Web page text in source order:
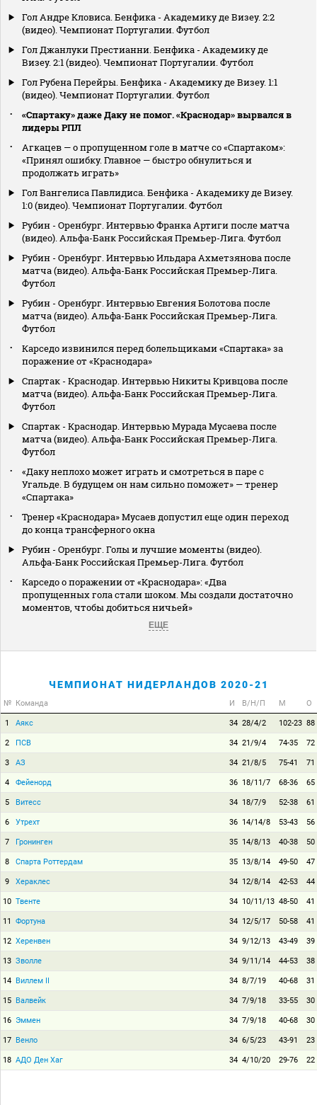
Гол Андре Кловиса. Бенфика - Академику де Визеу. 2:2
(видео). Чемпионат Португалии. Футбол
Гол Джанлуки Престианни. Бенфика - Академику де
Визеу. 2:1 (видео). Чемпионат Португалии. Футбол
Гол Рубена Перейры. Бенфика - Академику де Визеу. 1:1
(видео). Чемпионат Португалии. Футбол
«Спартаку» даже Даку не помог. «Краснодар» вырвался в
лидеры РПЛ
Агкацев — о пропущенном голе в матче со «Спартаком»:
«Принял ошибку. Главное — быстро обнулиться и
продолжать играть»
Гол Вангелиса Павлидиса. Бенфика - Академику де Визеу.
1:0 (видео). Чемпионат Португалии. Футбол
Рубин - Оренбург. Интервью Франка Артиги после матча
(видео). Альфа-Банк Российская Премьер-Лига. Футбол
Рубин - Оренбург. Интервью Ильдара Ахметзянова после
матча (видео). Альфа-Банк Российская Премьер-Лига.
Футбол
Рубин - Оренбург. Интервью Евгения Болотова после
матча (видео). Альфа-Банк Российская Премьер-Лига.
Футбол
Карседо извинился перед болельщиками «Спартака» за
поражение от «Краснодара»
Спартак - Краснодар. Интервью Никиты Кривцова после
матча (видео). Альфа-Банк Российская Премьер-Лига.
Футбол
Спартак - Краснодар. Интервью Мурада Мусаева после
матча (видео). Альфа-Банк Российская Премьер-Лига.
Футбол
«Даку неплохо может играть и смотреться в паре с
Угальде. В будущем он нам сильно поможет» — тренер
«Спартака»
Тренер «Краснодара» Мусаев допустил еще один переход
до конца трансферного окна
Рубин - Оренбург. Голы и лучшие моменты (видео).
Альфа-Банк Российская Премьер-Лига. Футбол
Карседо о поражении от «Краснодара»: «Два
пропущенных гола стали шоком. Мы создали достаточно
моментов, чтобы добиться ничьей»
ЕЩЕ
ЧЕМПИОНАТ НИДЕРЛАНДОВ 2020-21
№ Команда И В/Н/П М О
1 Аякс 34 28/4/2 102-23 88
2 ПСВ 34 21/9/4 74-35 72
3 АЗ 34 21/8/5 75-41 71
4 Фейенорд 36 18/11/7 68-36 65
5 Витесс 34 18/7/9 52-38 61
6 Утрехт 36 14/14/8 53-43 56
7 Гронинген 35 14/8/13 40-38 50
8 Спарта Роттердам 35 13/8/14 49-50 47
9 Хераклес 34 12/8/14 42-53 44
10 Твенте 34 10/11/13 48-50 41
11 Фортуна 34 12/5/17 50-58 41
12 Херенвен 34 9/12/13 43-49 39
13 Зволле 34 9/11/14 44-53 38
14 Виллем II 34 8/7/19 40-68 31
15 Валвейк 34 7/9/18 33-55 30
16 Эммен 34 7/9/18 40-68 30
17 Венло 34 6/5/23 43-91 23
18 АДО Ден Хаг 34 4/10/20 29-76 22